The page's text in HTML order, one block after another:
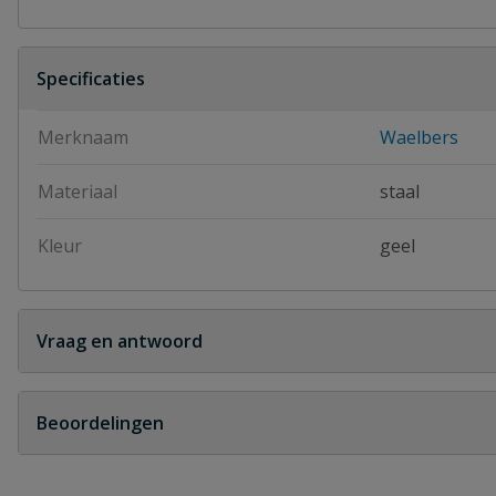
Specificaties
Merknaam Waelbers
Materiaal staal
Kleur geel
Vraag en antwoord
Geen vragen
Beoordelingen